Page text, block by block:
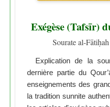
Exégèse (Tafsīr)
Sourate al-
Explication de la
dernière partie du
enseignements des
la tradition sunnite